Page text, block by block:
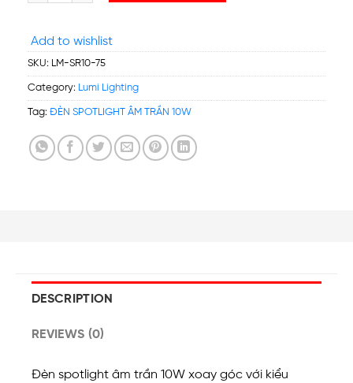
Add to wishlist
SKU: LM-SR10-75
Category: Lumi Lighting
Tag: ĐÈN SPOTLIGHT ÂM TRẦN 10W
DESCRIPTION
REVIEWS (0)
Đèn spotlight âm trần 10W xoay góc với kiểu